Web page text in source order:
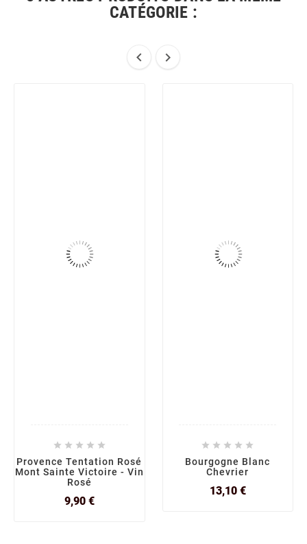
CATÉGORIE :
 
    
Provence Tentation Rosé
Mont Sainte Victoire - Vin
Rosé
9,90 €Prix
    
Bourgogne Blanc
Chevrier
13,10 €Prix